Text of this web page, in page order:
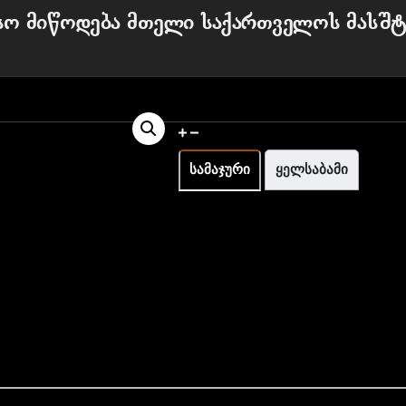
მიწოდება მთელი საქართველოს
სამაჯური ყელსაბამი